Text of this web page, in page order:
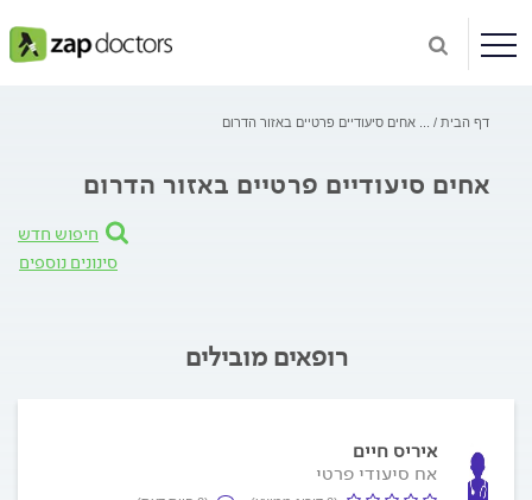
דף הבית אחים סיעודיים פרטיים באזור הדרום
אחים סיעודיים פרטיים באזור הדרום
חיפוש חדש
סינונים נוספים
רופאים מובילים
איריס חיים
אח סיעודי פרטי